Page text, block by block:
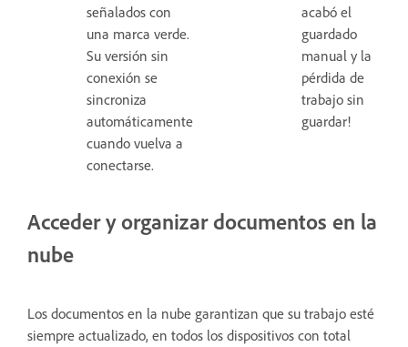
señalados con
una marca verde.
Su versión sin
conexión se
sincroniza
automáticamente
cuando vuelva a
conectarse.
acabó el
guardado
manual y la
pérdida de
trabajo sin
guardar!
Acceder y organizar documentos en la
nube
Los documentos en la nube garantizan que su trabajo esté
siempre actualizado, en todos los dispositivos con total